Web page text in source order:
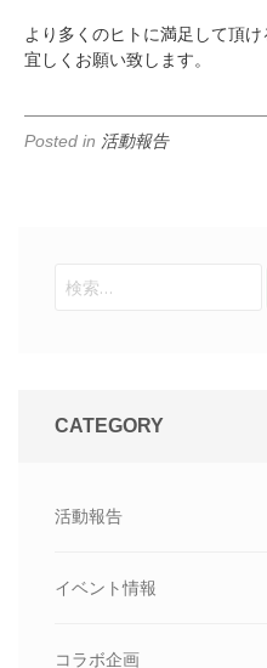
より多くのヒトに満足して頂
宜しくお願い致します。
Posted in 活動報告
CATEGORY
活動報告
イベント情報
コラボ企画